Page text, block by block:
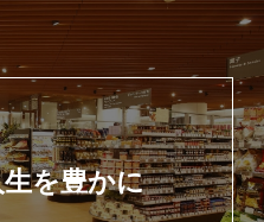
を豊かに